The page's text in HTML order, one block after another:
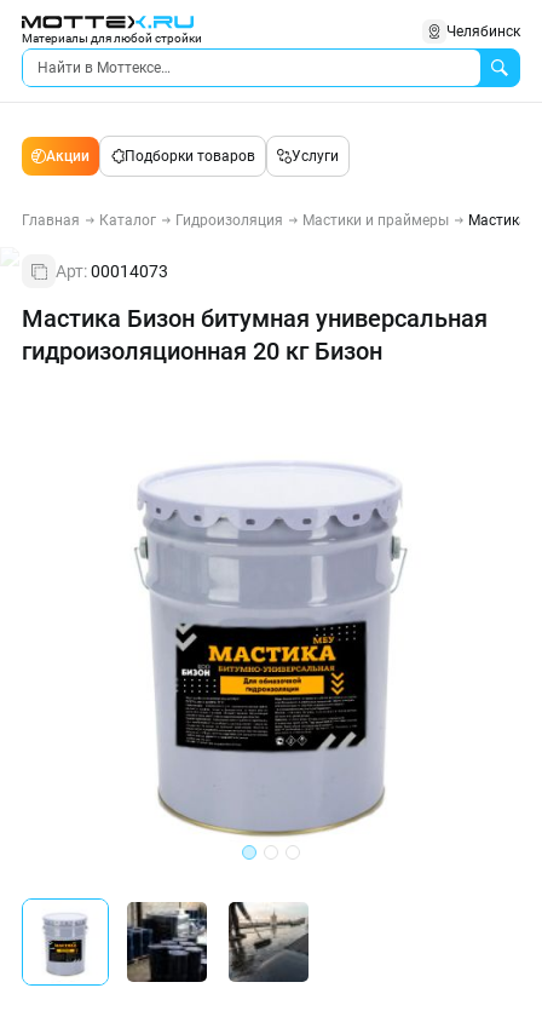
Материалы для любой стройки Челябинск
Акции Подборки товаров Услуги
Главная Каталог Гидроизоляция Мастики и праймеры Мастика
Арт:00014073
Мастика Бизон битумная универсальная
гидроизоляционная 20 кг Бизон